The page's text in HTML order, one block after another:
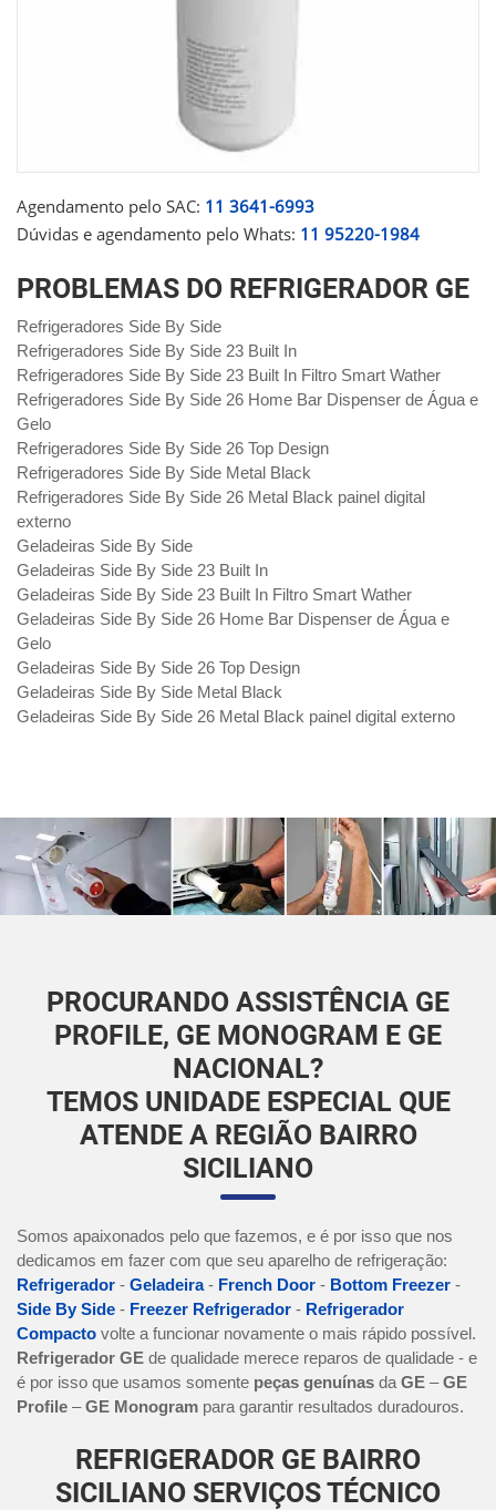
Agendamento pelo SAC: 11 3641-6993
Dúvidas e agendamento pelo Whats: 11 95220-1984
PROBLEMAS DO REFRIGERADOR GE
Refrigeradores Side By Side
Refrigeradores Side By Side 23 Built In
Refrigeradores Side By Side 23 Built In Filtro Smart Wather
Refrigeradores Side By Side 26 Home Bar Dispenser de Água e
Gelo
Refrigeradores Side By Side 26 Top Design
Refrigeradores Side By Side Metal Black
Refrigeradores Side By Side 26 Metal Black painel digital
externo
Geladeiras Side By Side
Geladeiras Side By Side 23 Built In
Geladeiras Side By Side 23 Built In Filtro Smart Wather
Geladeiras Side By Side 26 Home Bar Dispenser de Água e
Gelo
Geladeiras Side By Side 26 Top Design
Geladeiras Side By Side Metal Black
Geladeiras Side By Side 26 Metal Black painel digital externo
PROCURANDO ASSISTÊNCIA GE
PROFILE, GE MONOGRAM E GE
NACIONAL?
TEMOS UNIDADE ESPECIAL QUE
ATENDE A REGIÃO BAIRRO
SICILIANO
Somos apaixonados pelo que fazemos, e é por isso que nos
dedicamos em fazer com que seu aparelho de refrigeração:
Refrigerador - Geladeira- French Door - Bottom Freezer -
Side By Side - Freezer Refrigerador - Refrigerador
Compacto volte a funcionar novamente o mais rápido possível.
Refrigerador GE de qualidade merece reparos de qualidade - e
é por isso que usamos somente peças genuínas da GE –GE
Profile –GE Monogram para garantir resultados duradouros.
REFRIGERADOR GE BAIRRO
SICILIANO SERVIÇOS TÉCNICO